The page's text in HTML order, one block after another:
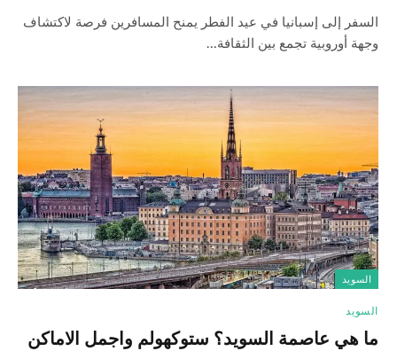
السفر إلى إسبانيا في عيد الفطر يمنح المسافرين فرصة لاكتشاف
وجهة أوروبية تجمع بين الثقافة…
السويد
السويد
ما هي عاصمة السويد؟ ستوكهولم واجمل الاماكن